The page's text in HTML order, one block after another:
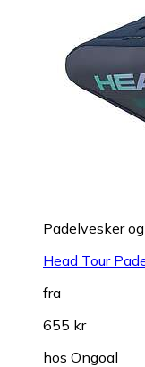
Padelvesker
Head Tour
fra
655 kr
hos Ongoal